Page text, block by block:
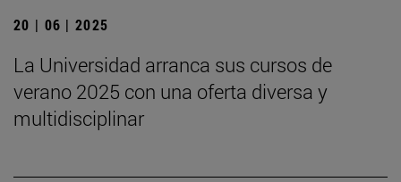
20 | 06 | 2025
La Universidad arranca sus cursos de
verano 2025 con una oferta diversa y
multidisciplinar